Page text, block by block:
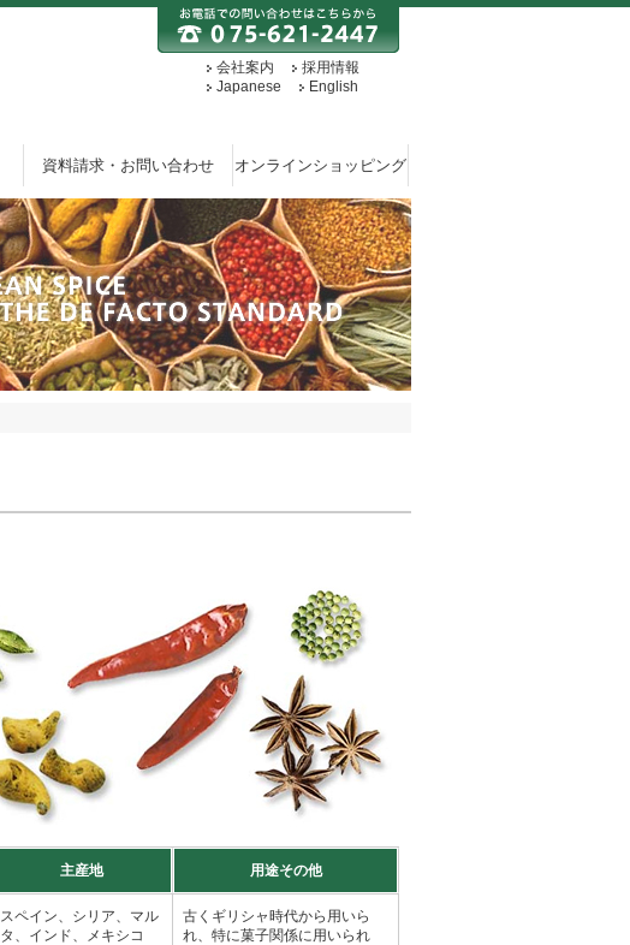
会社案内
採用情報
Japanese
English
資料請求・お問い合わせ オンラインショッピング
主産地 用途その他
スペイン、シリア、マル
タ、インド、メキシコ
古くギリシャ時代から用いら
れ、特に菓子関係に用いられ